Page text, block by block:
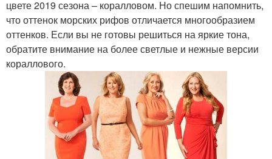
цвете 2019 сезона – коралловом. Но спешим напомнить,
что оттенок морских рифов отличается многообразием
оттенков. Если вы не готовы решиться на яркие тона,
обратите внимание на более светлые и нежные версии
кораллового.